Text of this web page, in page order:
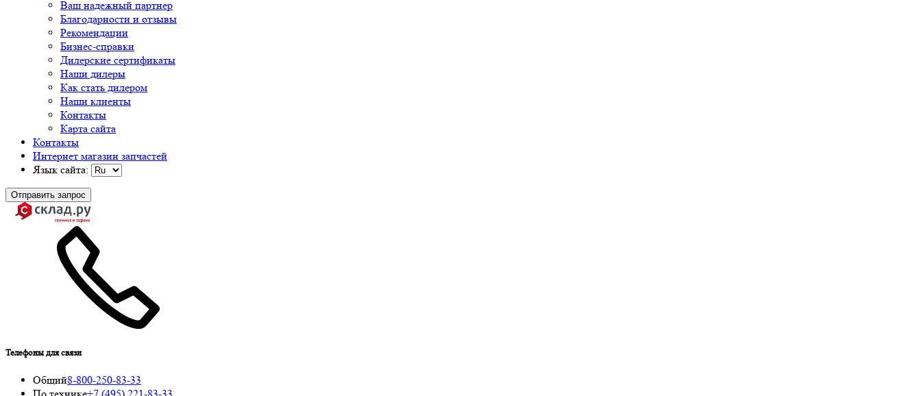
Ваш надежный партнер
Благодарности и отзывы
Рекомендации
Бизнес-справки
Дилерские сертификаты
Наши дилеры
Как стать дилером
Наши клиенты
Контакты
Карта сайта
Контакты
Интернет магазин запчастей
Язык сайта:
Отправить запрос
Телефоны для связи
Общий8-800-250-83-33